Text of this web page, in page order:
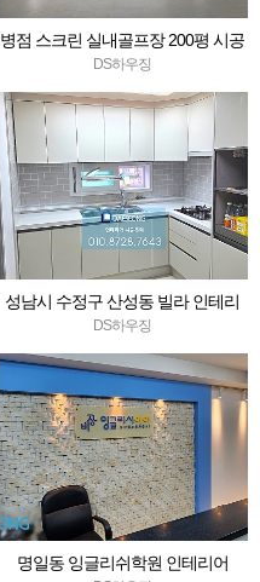
병점 스크린 실내골프장 200평 시공
사례
DS하우징
성남시 수정구 산성동 빌라 인테리
어 리모델링
DS하우징
명일동 잉글리쉬학원 인테리어